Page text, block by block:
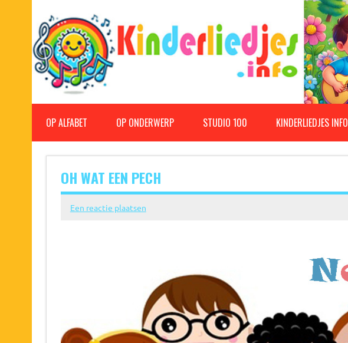
Kinderliedjes
OP ALFABET OP ONDERWERP STUDIO 100 KINDERLIEDJES INFO
OH WAT EEN PECH
Een reactie plaatsen